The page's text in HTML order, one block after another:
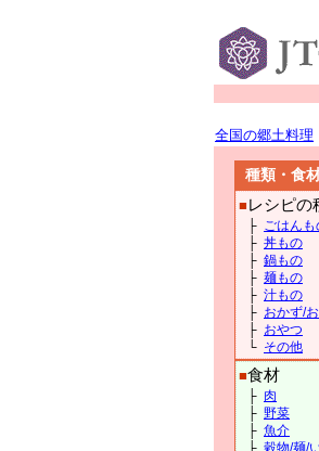
全国の郷土料理
種類・食
■ レシピの
├ ごはんも
├ 丼もの
├ 鍋もの
├ 麺もの
├ 汁もの
├ おかず/
├ おやつ
└ その他
■食材
├ 肉
├ 野菜
├ 魚介
├ 穀物/麺/